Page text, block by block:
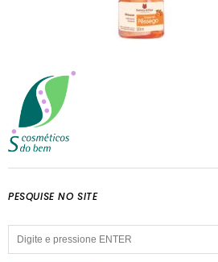
PESQUISE NO SITE